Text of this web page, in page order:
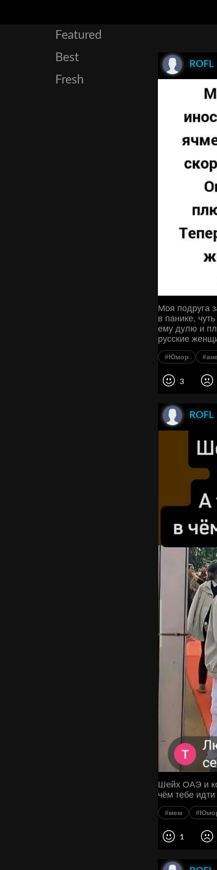
Featured
Best
Fresh
ROFL
Моя подруга
в панике,
ему дулю и
русские
#Юмор
3
ROFL
Шейх ОАЭ и
чём тебе
#мем
1